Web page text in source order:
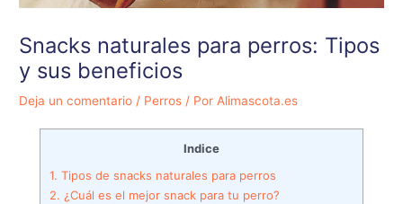
Snacks naturales para perros: Tipos
y sus beneficios
Deja un comentario / Perros / Por Alimascota.es
Indice
1. Tipos de snacks naturales para perros
2. ¿Cuál es el mejor snack para tu perro?